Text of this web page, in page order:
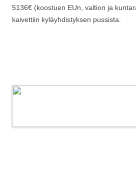
5136€ (koostuen EUn, valtion ja
kaivettiin kyläyhdistyksen pussista.